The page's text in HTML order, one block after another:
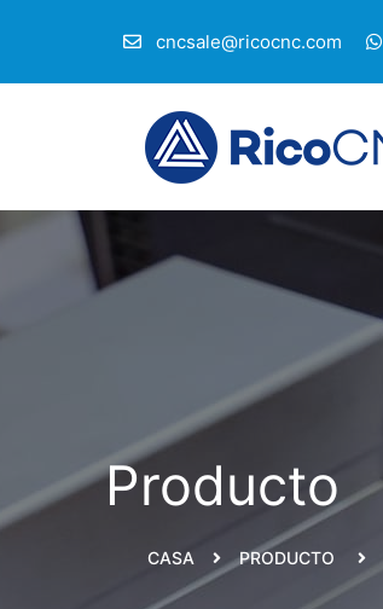
cncsale@ricocnc.com
Producto
CASA PRODUCTO